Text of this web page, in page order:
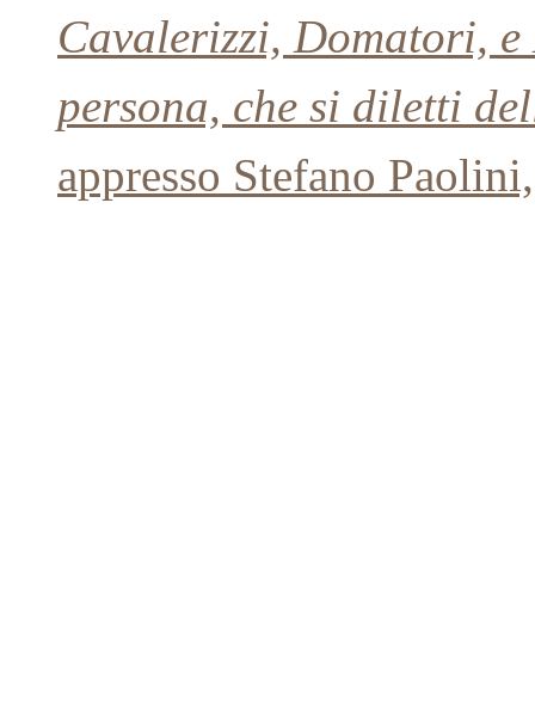
Cavalerizzi, Domatori,
persona, che si diletti
appresso Stefano